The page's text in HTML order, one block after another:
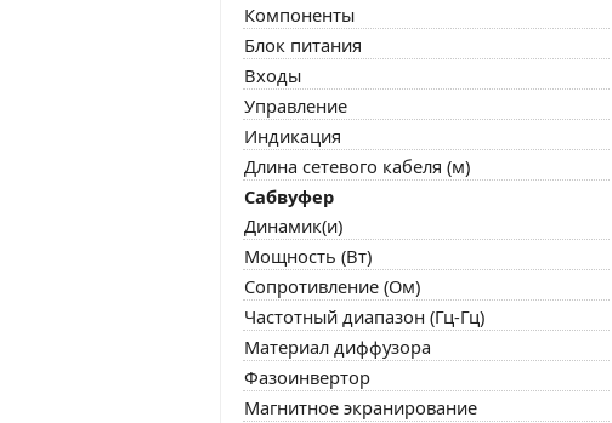
Компоненты
Блок питания
Входы
Управление
Индикация
Длина сетевого кабеля (м)
Сабвуфер
Динамик(и)
Мощность (Вт)
Сопротивление (Ом)
Частотный диапазон (Гц-Гц)
Материал диффузора
Фазоинвертор
Магнитное экранирование